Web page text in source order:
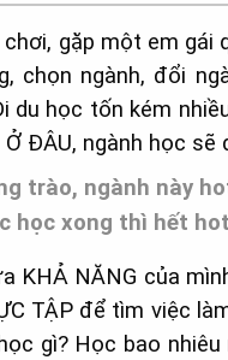
gặp một em gái
chọn ngành, đổi
du học tốn kém
ĐÂU, ngành học
trào, ngành này
học xong thì hết
KHẢ NĂNG của
TẬP để tìm việc
gì? Học bao